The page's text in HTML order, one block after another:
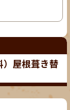
）屋根葺き替